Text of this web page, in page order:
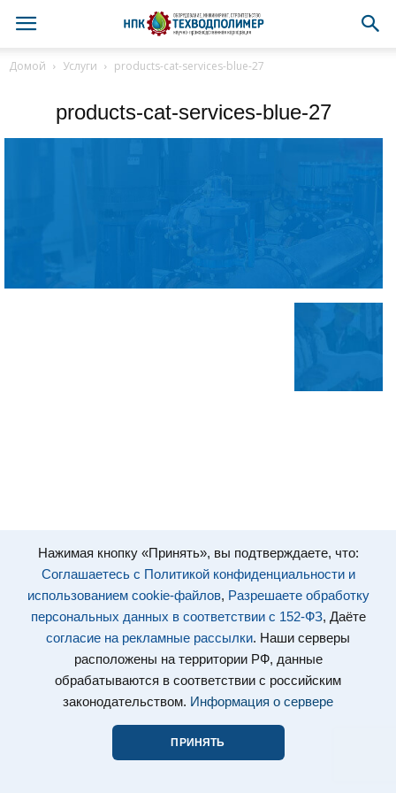
Нажимая кнопку «Принять», вы подтверждаете, что:
Соглашаетесь с Политикой конфиденциальности и
использованием cookie-файлов, Разрешаете обработку
персональных данных в соответствии с 152-ФЗ, Даёте
согласие на рекламные рассылки. Наши серверы
расположены на территории РФ, данные
обрабатываются в соответствии с российским
законодательством. Информация о сервере
ПРИНЯТЬ
Домой Услуги products-cat-services-blue-27
products-cat-services-blue-27